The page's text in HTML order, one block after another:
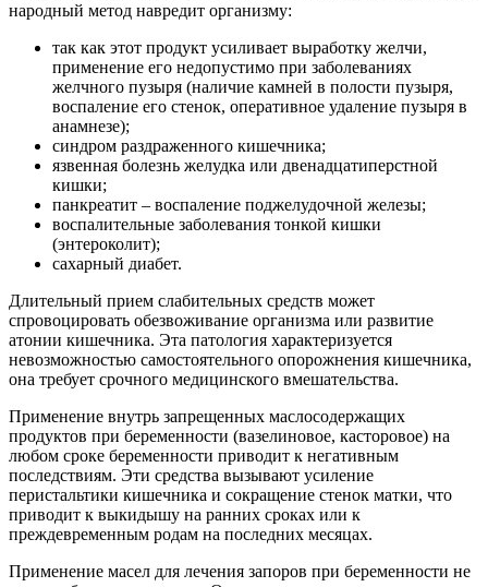
народный метод навредит организму:
так как этот продукт усиливает выработку желчи,
применение его недопустимо при заболеваниях
желчного пузыря (наличие камней в полости пузыря,
воспаление его стенок, оперативное удаление пузыря в
анамнезе);
синдром раздраженного кишечника;
язвенная болезнь желудка или двенадцатиперстной
кишки;
панкреатит – воспаление поджелудочной железы;
воспалительные заболевания тонкой кишки
(энтероколит);
сахарный диабет.
Длительный прием слабительных средств может
спровоцировать обезвоживание организма или развитие
атонии кишечника. Эта патология характеризуется
невозможностью самостоятельного опорожнения кишечника,
она требует срочного медицинского вмешательства.
Применение внутрь запрещенных маслосодержащих
продуктов при беременности (вазелиновое, касторовое) на
любом сроке беременности приводит к негативным
последствиям. Эти средства вызывают усиление
перистальтики кишечника и сокращение стенок матки, что
приводит к выкидышу на ранних сроках или к
преждевременным родам на последних месяцах.
Применение масел для лечения запоров при беременности не